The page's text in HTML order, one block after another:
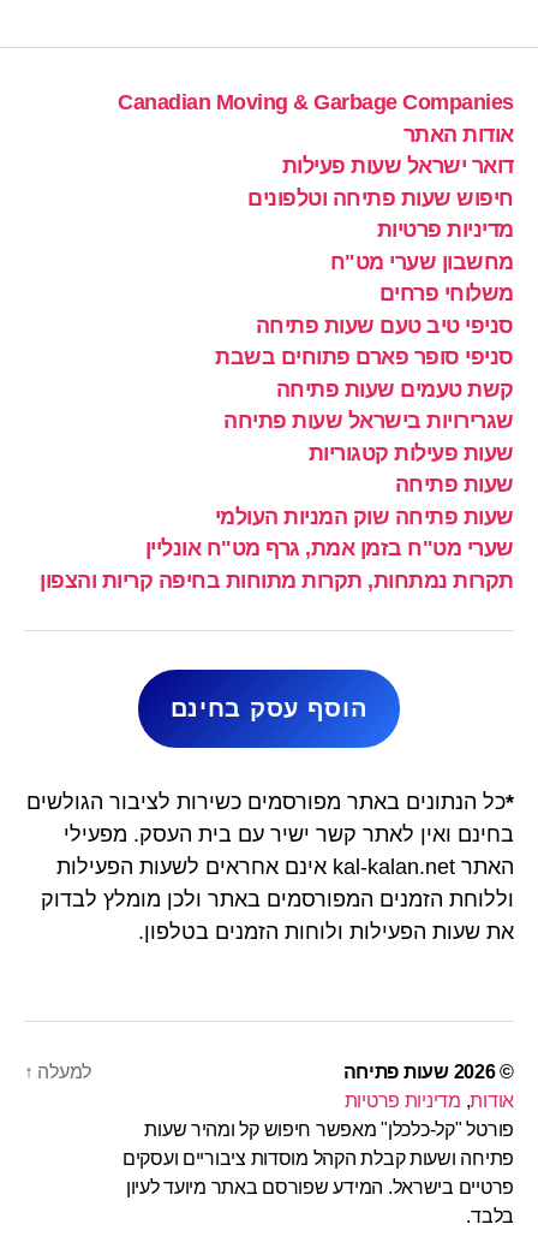
Canadian Moving & Garbage Companies
אודות האתר
דואר ישראל שעות פעילות
חיפוש שעות פתיחה וטלפונים
מדיניות פרטיות
מחשבון שערי מט"ח
משלוחי פרחים
סניפי טיב טעם שעות פתיחה
סניפי סופר פארם פתוחים בשבת
קשת טעמים שעות פתיחה
שגרירויות בישראל שעות פתיחה
שעות פעילות קטגוריות
שעות פתיחה
שעות פתיחה שוק המניות העולמי
שערי מט"ח בזמן אמת, גרף מט"ח אונליין
תקרות נמתחות, תקרות מתוחות בחיפה קריות והצפון
הוסף עסק בחינם
*כל הנתונים באתר מפורסמים כשירות לציבור הגולשים
בחינם ואין לאתר קשר ישיר עם בית העסק. מפעילי
האתר kal-kalan.net אינם אחראים לשעות הפעילות
וללוחת הזמנים המפורסמים באתר ולכן מומלץ לבדוק
את שעות הפעילות ולוחות הזמנים בטלפון.
© 2026
שעות פתיחה
אודות, מדיניות פרטיות
פורטל "קל-כלכלן" מאפשר חיפוש קל ומהיר שעות
פתיחה ושעות קבלת הקהל מוסדות ציבוריים ועסקים
פרטיים בישראל. המידע שפורסם באתר מיועד לעיון
בלבד.
למעלה ↑